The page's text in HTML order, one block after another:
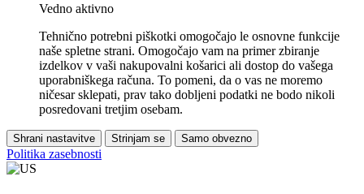
Vedno aktivno
Tehnično potrebni piškotki omogočajo le osnovne funkcije
naše spletne strani. Omogočajo vam na primer zbiranje
izdelkov v vaši nakupovalni košarici ali dostop do vašega
uporabniškega računa. To pomeni, da o vas ne moremo
ničesar sklepati, prav tako dobljeni podatki ne bodo nikoli
posredovani tretjim osebam.
Shrani nastavitve Strinjam se Samo obvezno
Politika zasebnosti